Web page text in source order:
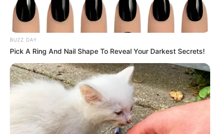
(foto: unesco)
BUZZ DAY
Pick A Ring And Nail Shape To Reveal Your Darkest Secrets!